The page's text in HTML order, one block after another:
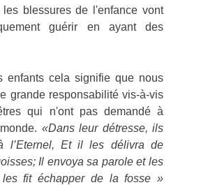
blessures de l'enfance vont
guérir en ayant des
enfants cela signifie que nous
grande responsabilité vis-à-vis
qui n'ont pas demandé à
«Dans leur détresse, ils
l’Eternel, Et il les délivra de
Il envoya sa parole et les
fit échapper de la fosse »